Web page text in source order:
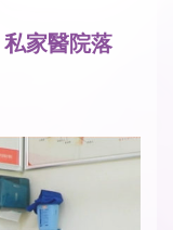
家醫院落